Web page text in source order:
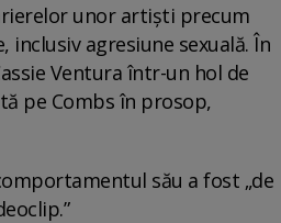
unor artiști precum
inclusiv agresiune sexuală. În
Ventura într-un hol de
pe Combs în prosop,
său a fost „de